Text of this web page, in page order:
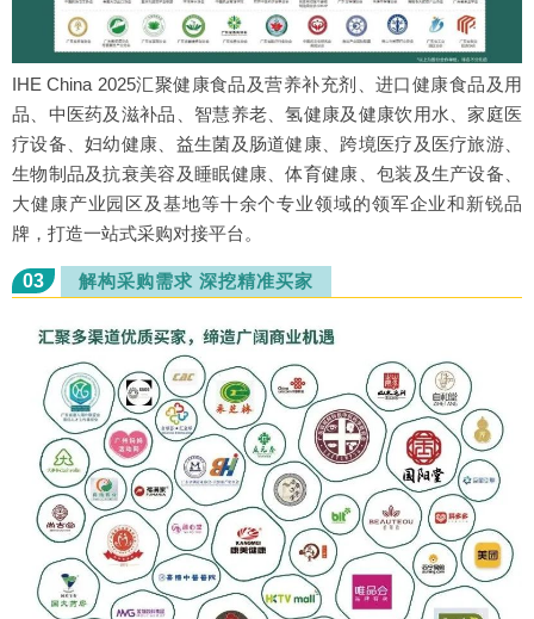
IHE China 2025汇聚健康食品及营养补充剂、进口健康食品及用
品、中医药及滋补品、智慧养老、氢健康及健康饮用水、家庭医
疗设备、妇幼健康、益生菌及肠道健康、跨境医疗及医疗旅游、
生物制品及抗衰美容及睡眠健康、体育健康、包装及生产设备、
大健康产业园区及基地等十余个专业领域的领军企业和新锐品
牌，打造一站式采购对接平台。
03 解构采购需求 深挖精准买家